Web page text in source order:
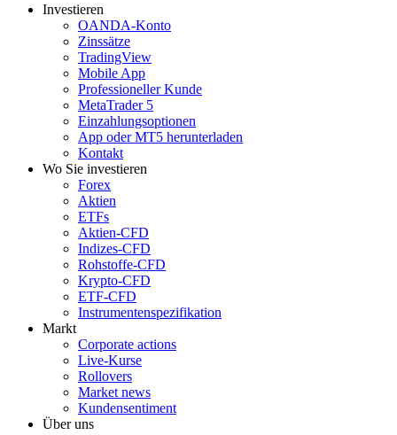
Investieren
OANDA-Konto
Zinssätze
TradingView
Mobile App
Professioneller Kunde
MetaTrader 5
Einzahlungsoptionen
App oder MT5 herunterladen
Kontakt
Wo Sie investieren
Forex
Aktien
ETFs
Aktien-CFD
Indizes-CFD
Rohstoffe-CFD
Krypto-CFD
ETF-CFD
Instrumentenspezifikation
Markt
Corporate actions
Live-Kurse
Rollovers
Market news
Kundensentiment
Über uns